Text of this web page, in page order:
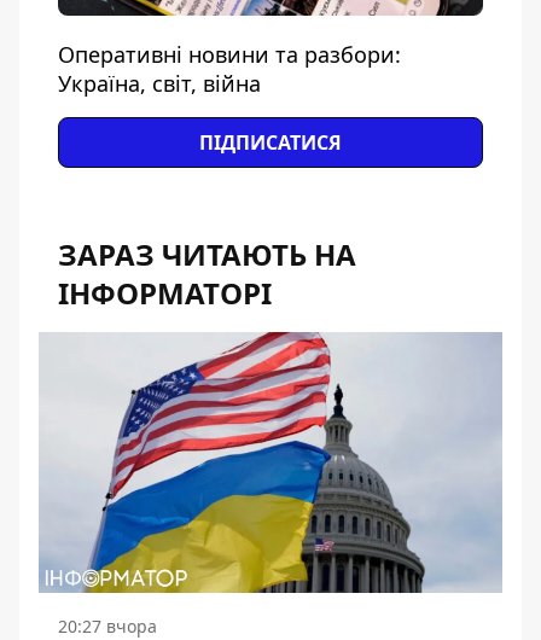
Оперативні новини та разбори:
Україна, світ, війна
ПІДПИСАТИСЯ
ЗАРАЗ ЧИТАЮТЬ НА
ІНФОРМАТОРІ
20:27 вчора